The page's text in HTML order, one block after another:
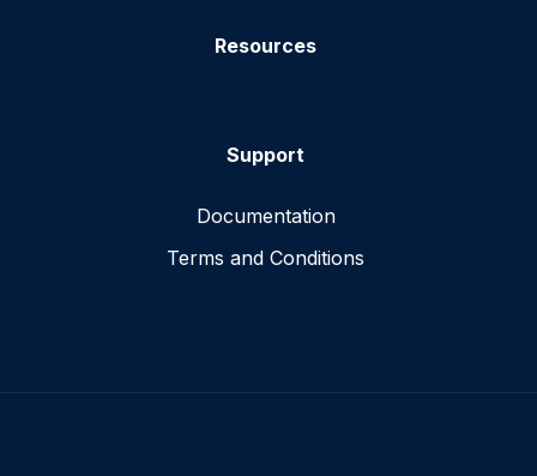
Resources
Support
Documentation
Terms and Conditions